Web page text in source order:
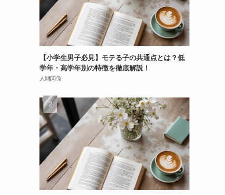
【小学生男子必見】モテる子の共通点とは？低
学年・高学年別の特徴を徹底解説！
人間関係